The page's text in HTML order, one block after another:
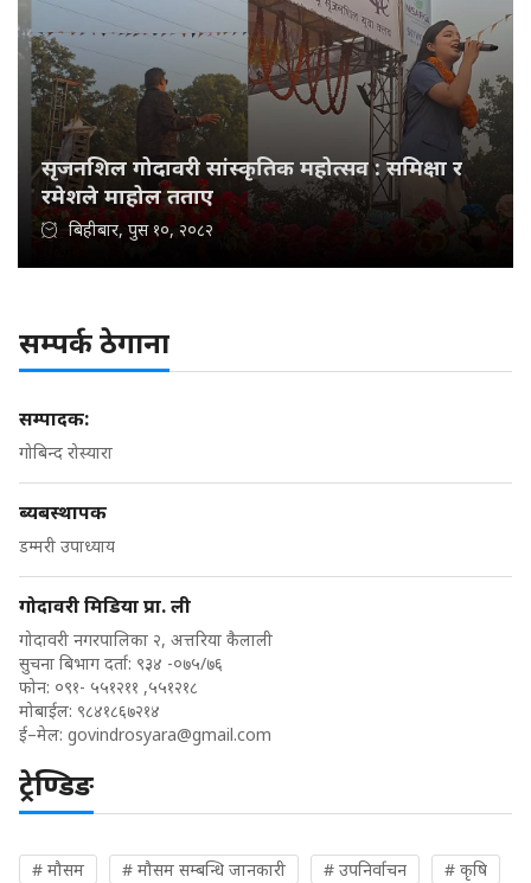
सृजनशिल गोदावरी सांस्कृतिक महोत्सव : समिक्षा र
रमेशले माहोल तताए
बिहीबार, पुस १०, २०८२
सम्पर्क ठेगाना
सम्पादक:
गोबिन्द रोस्यारा
ब्यबस्थापक
डम्मरी उपाध्याय
गोदावरी मिडिया प्रा. ली
गोदावरी नगरपालिका २, अत्तरिया कैलाली
सुचना बिभाग दर्ता: ९३४ -०७५/७६
फोन: ०९१- ५५१२११ ,५५१२१८
मोबाईल: ९८४१८६७२१४
ई–मेल: govindrosyara@gmail.com
ट्रेण्डिङ
# मौसम # मौसम सम्बन्धि जानकारी # उपनिर्वाचन # कृषि